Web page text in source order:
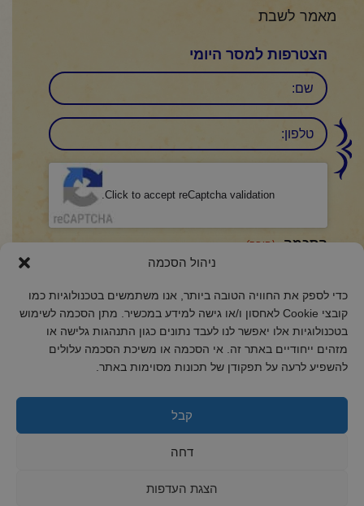
ניהול הסכמה
כדי לספק את החוויה הטובה ביותר, אנו משתמשים בטכנולוגיות כמו
קובצי Cookie לאחסון ו/או גישה למידע במכשיר. מתן הסכמה לשימוש
בטכנולוגיות אלו יאפשר לנו לעבד נתונים כגון התנהגות גלישה או
מזהים ייחודיים באתר זה. אי הסכמה או משיכת הסכמה עלולים
להשפיע לרעה על תפקודן של תכונות מסוימות באתר.
קבל
דחה
הצגת העדפות
מאמר לשבת
הצטרפות למסר היומי
שם
טלפון:
Click to accept reCaptcha validation.
הסכמה (חובה)
אני מאשר/ת כי קראתי והבנתי את
2018 כל הזכויות שמורות לקול רינה
מדיניות פרטיות
מדיניות קובצי Cookie